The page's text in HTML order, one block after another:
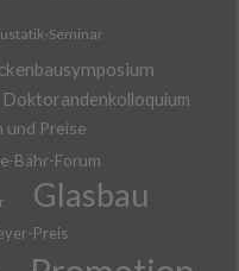
Seminar
Doktorandenkolloquium
und Preise
Bähr-Forum
Glasbau
Preis